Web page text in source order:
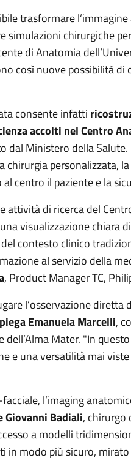
trasformare
simulazioni chirurgiche
di Anatomia
così nuove possibilità
consente infatti
accolti nel Centro
Ministero della Salute.
chirurgia personalizzata,
centro il paziente e la
di ricerca del
visualizzazione chiara
contesto clinico
al servizio della
, Product Manager TC,
l’osservazione
Emanuela Marcelli,
Mater. "In
e una versatilità mai
l’imaging
Giovanni Badiali, chirurgo
a modelli
in modo più sicuro, mirato